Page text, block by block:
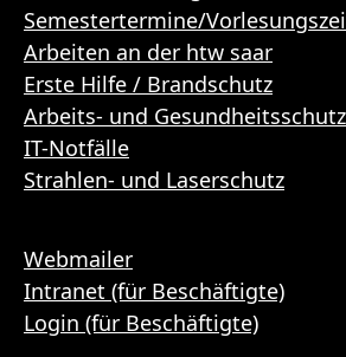
Semestertermine/
Arbeiten an der htw saar
Erste Hilfe / Brandschutz
Arbeits- und
IT-Notfälle
Strahlen- und Laserschutz
Webmailer
Intranet (für Beschäftigte)
Login (für Beschäftigte)